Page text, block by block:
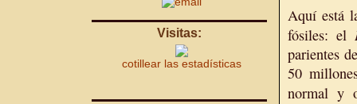
Visitas:
cotillear las estadísticas
Aquí está
fósiles: el
parientes
50
normal y